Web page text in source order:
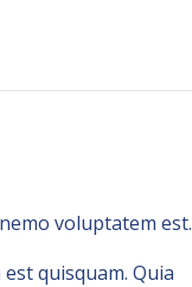
voluptatem est.
quisquam. Quia